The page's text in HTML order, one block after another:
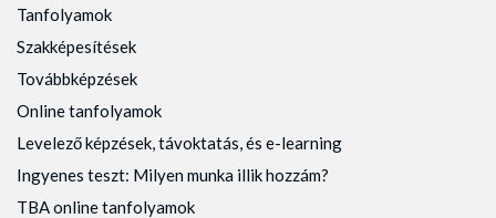
Tanfolyamok
Szakképesítések
Továbbképzések
Online tanfolyamok
Levelező képzések, távoktatás, és e-learning
Ingyenes teszt: Milyen munka illik hozzám?
TBA online tanfolyamok